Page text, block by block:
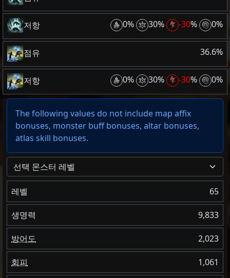
저항 0% 30% -30% 0%
점유 36.6%
저항 0% 30% -30% 0%
The following values do not include map affix
bonuses, monster buff bonuses, altar bonuses,
atlas skill bonuses.
선택 몬스터 레벨
레벨 65
생명력 9,833
방어도 2,023
회피 1,061